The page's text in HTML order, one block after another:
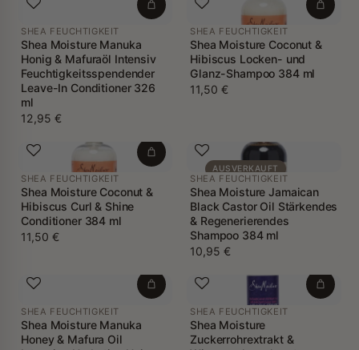
SHEA FEUCHTIGKEIT
Shea Moisture Manuka
Honig & Mafuraöl Intensiv
Feuchtigkeitsspendender
Leave-In Conditioner 326
ml
12,95 €
SHEA FEUCHTIGKEIT
Shea Moisture Coconut &
Hibiscus Locken- und
Glanz-Shampoo 384 ml
11,50 €
SHEA FEUCHTIGKEIT
Shea Moisture Coconut &
Hibiscus Curl & Shine
Conditioner 384 ml
11,50 €
AUSVERKAUFT
SHEA FEUCHTIGKEIT
Shea Moisture Jamaican
Black Castor Oil Stärkendes
& Regenerierendes
Shampoo 384 ml
10,95 €
SHEA FEUCHTIGKEIT
Shea Moisture Manuka
Honey & Mafura Oil
SHEA FEUCHTIGKEIT
Shea Moisture
Zuckerrohrextrakt &